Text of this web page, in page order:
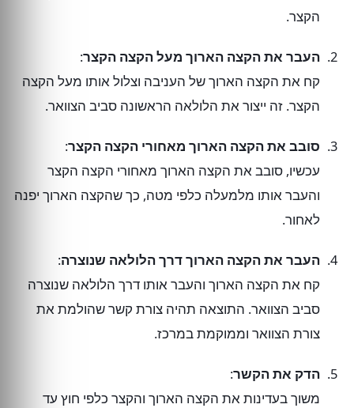
הקצר.
העבר את הקצה הארוך מעל הקצה הקצר:
קח את הקצה הארוך של העניבה וצלול אותו מעל הקצה
הקצר. זה ייצור את הלולאה הראשונה סביב הצוואר.
סובב את הקצה הארוך מאחורי הקצה הקצר:
עכשיו, סובב את הקצה הארוך מאחורי הקצה הקצר
והעבר אותו מלמעלה כלפי מטה, כך שהקצה הארוך יפנה
לאחור.
העבר את הקצה הארוך דרך הלולאה שנוצרה:
קח את הקצה הארוך והעבר אותו דרך הלולאה שנוצרה
סביב הצוואר. התוצאה תהיה צורת קשר שהולמת את
צורת הצוואר וממוקמת במרכז.
הדק את הקשר:
משוך בעדינות את הקצה הארוך והקצר כלפי חוץ עד